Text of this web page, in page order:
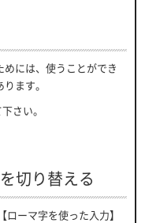
には、使うことができ
ます。
さい。
切り替える
ーマ字を使った入力】